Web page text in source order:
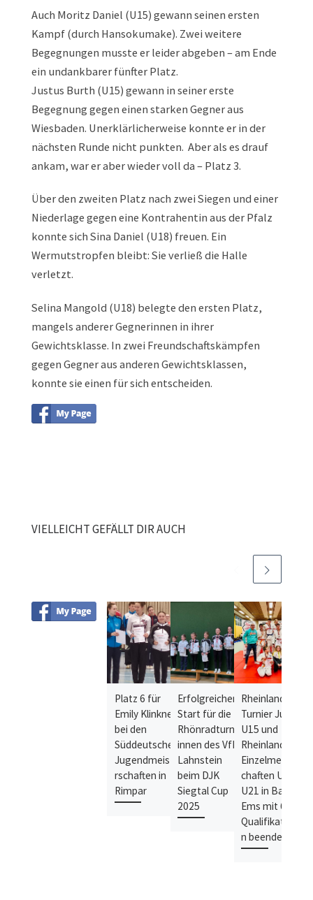
Auch Moritz Daniel (U15) gewann seinen ersten
Kampf (durch Hansokumake). Zwei weitere
Begegnungen musste er leider abgeben – am Ende
ein undankbarer fünfter Platz.
Justus Burth (U15) gewann in seiner erste
Begegnung gegen einen starken Gegner aus
Wiesbaden. Unerklärlicherweise konnte er in der
nächsten Runde nicht punkten. Aber als es drauf
ankam, war er aber wieder voll da – Platz 3.
Über den zweiten Platz nach zwei Siegen und einer
Niederlage gegen eine Kontrahentin aus der Pfalz
konnte sich Sina Daniel (U18) freuen. Ein
Wermutstropfen bleibt: Sie verließ die Halle
verletzt.
Selina Mangold (U18) belegte den ersten Platz,
mangels anderer Gegnerinnen in ihrer
Gewichtsklasse. In zwei Freundschaftskämpfen
gegen Gegner aus anderen Gewichtsklassen,
konnte sie einen für sich entscheiden.
VIELLEICHT GEFÄLLT DIR AUCH
Platz 6 für
Emily Klinkner
bei den
Süddeutschen
Jugendmeiste
rschaften in
Rimpar
Erfolgreicher
Start für die
Rhönradturner
innen des VfL
Lahnstein
beim DJK
Siegtal Cup
2025
Rheinland
Turnier Judo
U15 und
Rheinland
Einzelmeisters
chaften U18/
U21 in Bad
Ems mit 6
Qualifikatione
n beendet